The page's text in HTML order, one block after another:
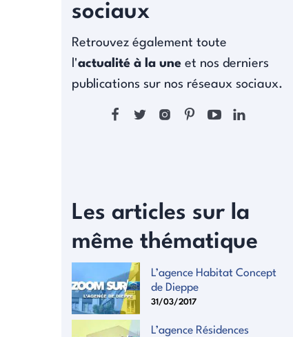
sociaux
Retrouvez également toute
l'actualité à la une et nos derniers
publications sur nos réseaux sociaux.
Les articles sur la
même thématique
L’agence Habitat Concept
de Dieppe
31/03/2017
L’agence Résidences